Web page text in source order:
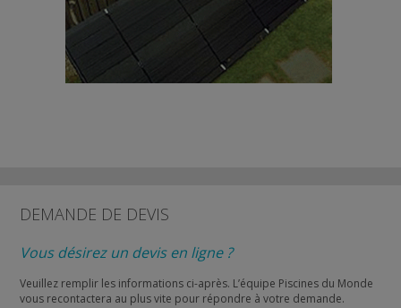
DEMANDE DE DEVIS
Vous désirez un devis en ligne ?
Veuillez remplir les informations ci-après. L’équipe Piscines du Monde
vous recontactera au plus vite pour répondre à votre demande.